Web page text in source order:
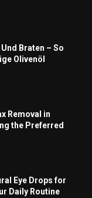
Braten – So
Olivenöl
Removal in
the Preferred
Eye Drops for
Daily Routine